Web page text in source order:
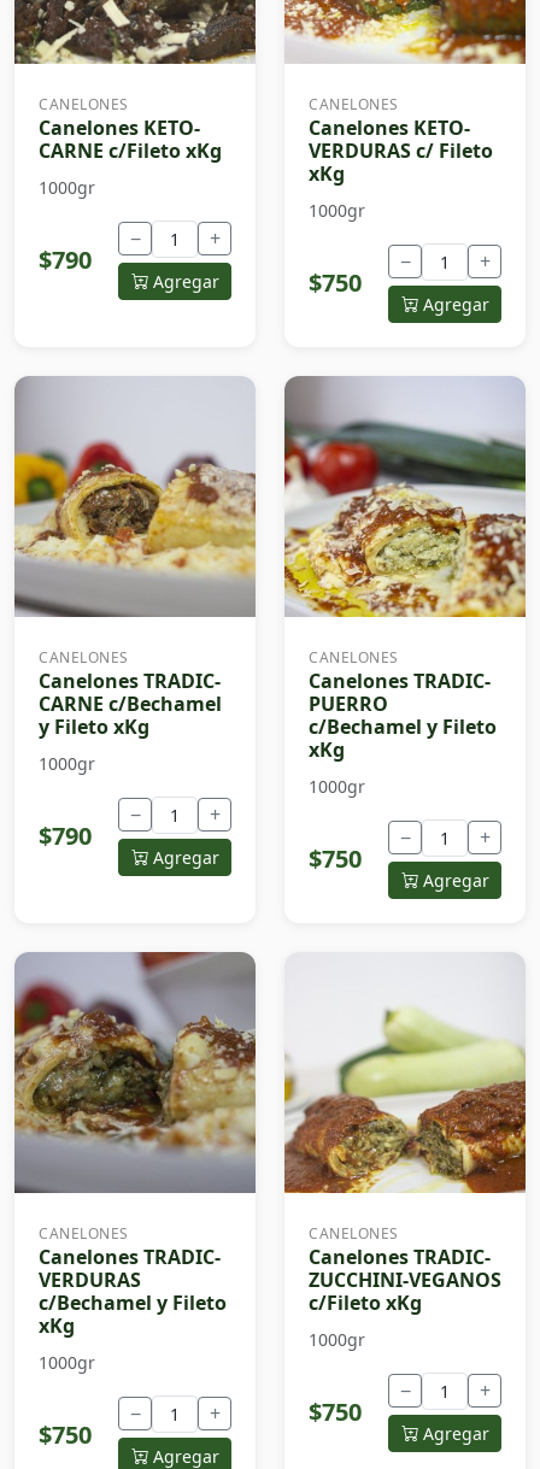
CANELONES
Canelones KETO-
CARNE c/Fileto xKg
1000gr
$790
− +
Agregar
CANELONES
Canelones KETO-
VERDURAS c/ Fileto
xKg
1000gr
$750
− +
Agregar
CANELONES
Canelones TRADIC-
CARNE c/Bechamel
y Fileto xKg
1000gr
$790
− +
Agregar
CANELONES
Canelones TRADIC-
PUERRO
c/Bechamel y Fileto
xKg
1000gr
$750
− +
Agregar
CANELONES
Canelones TRADIC-
VERDURAS
c/Bechamel y Fileto
xKg
1000gr
$750
− +
Agregar
CANELONES
Canelones TRADIC-
ZUCCHINI-VEGANOS
c/Fileto xKg
1000gr
$750
− +
Agregar